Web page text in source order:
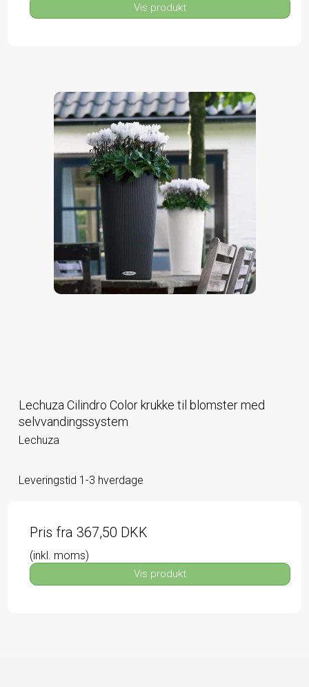
Vis produkt
Lechuza Cilindro Color krukke til blomster med
selvvandingssystem
Lechuza
Leveringstid 1-3 hverdage
Pris fra 367,50 DKK
(inkl. moms)
Vis produkt